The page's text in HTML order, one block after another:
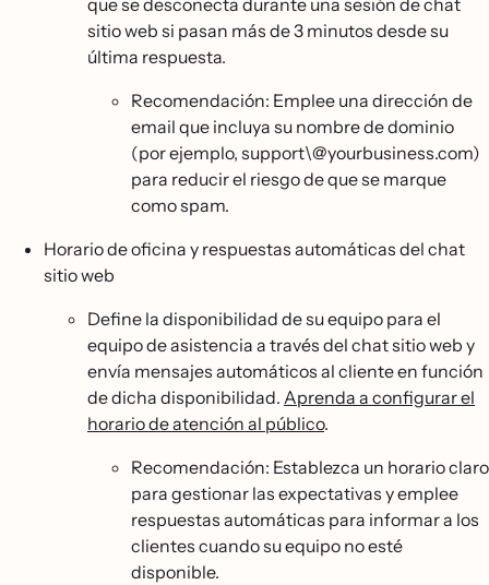
que se desconecta durante una sesión de chat
sitio web si pasan más de 3 minutos desde su
última respuesta.
Recomendación: Emplee una dirección de
email que incluya su nombre de dominio
(por ejemplo, support\@yourbusiness.com)
para reducir el riesgo de que se marque
como spam.
Horario de oficina y respuestas automáticas del chat
sitio web
Define la disponibilidad de su equipo para el
equipo de asistencia a través del chat sitio web y
envía mensajes automáticos al cliente en función
de dicha disponibilidad. Aprenda a configurar el
horario de atención al público.
Recomendación: Establezca un horario claro
para gestionar las expectativas y emplee
respuestas automáticas para informar a los
clientes cuando su equipo no esté
disponible.